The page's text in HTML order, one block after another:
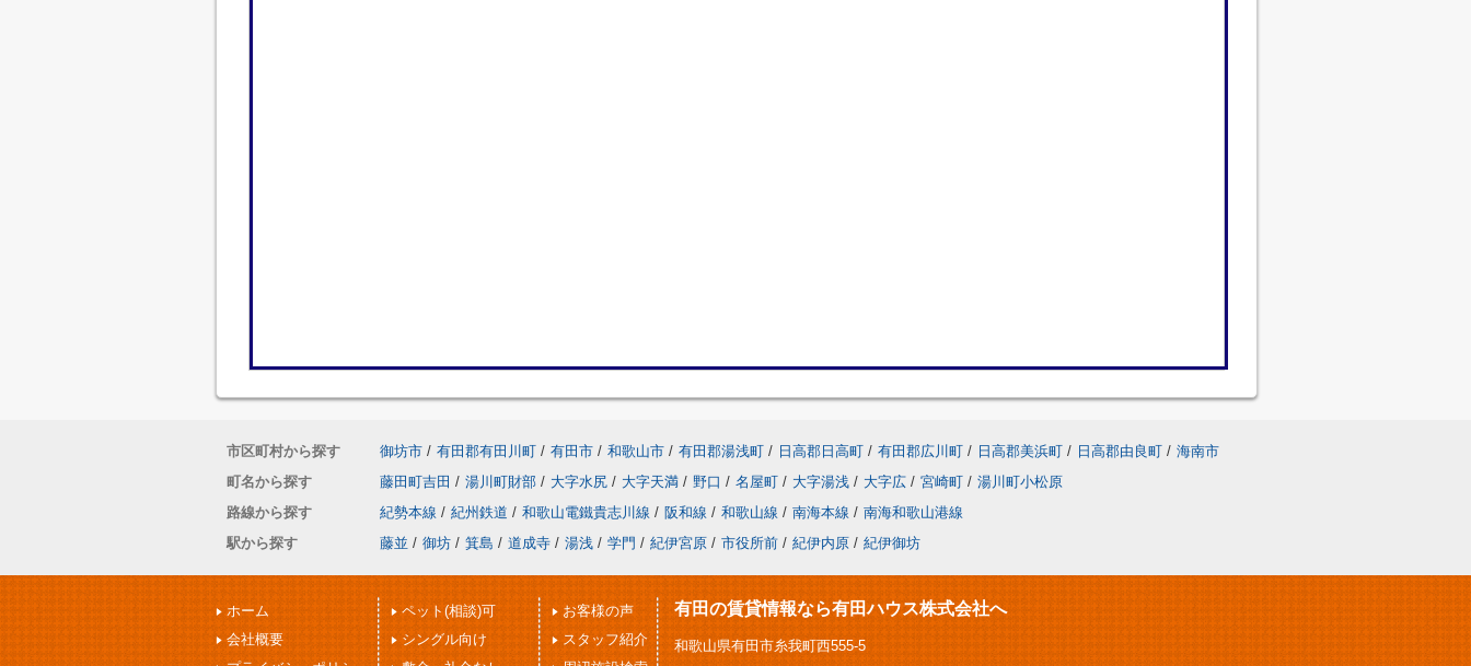
市区町村から探す 御坊市 / 有田郡有田川町 / 有田市 / 和歌山市 / 有田郡湯浅町 / 日高郡日高町 / 有田郡広川町 / 日高郡美浜町 / 日高郡由良町 / 海南市
町名から探す
藤田町吉田 / 湯川町財部 / 大字水尻 / 大字天満 / 野口 / 名屋町 / 大字湯浅 / 大字広 / 宮崎町 / 湯川町小松原
路線から探す
紀勢本線 / 紀州鉄道 / 和歌山電鐵貴志川線 / 阪和線 / 和歌山線 / 南海本線 / 南海和歌山港線
駅から探す
藤並 / 御坊 / 箕島 / 道成寺 / 湯浅 / 学門 / 紀伊宮原 / 市役所前 / 紀伊内原 / 紀伊御坊
ホーム
会社概要
ペット(相談)可
シングル向け
お客様の声
スタッフ紹介
有田の賃貸情報なら有田ハウス株式会社へ
和歌山県有田市糸我町西555-5